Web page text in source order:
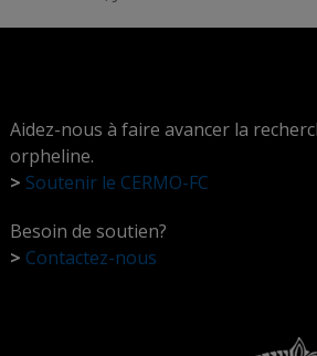
previous
post:
next
post:
Aidez-nous à faire avancer la
orpheline.
> Soutenir le CERMO-FC
Besoin de soutien?
> Contactez-nous